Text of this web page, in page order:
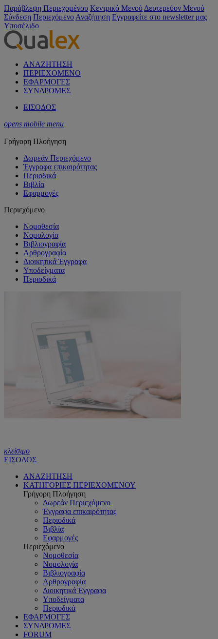
Παράβλεψη Περιεχομένου Κεντρικό Μενού Δευτερεύον Μενού
Σύνδεση Περιεχόμενο Αναζήτηση Εγγραφείτε στο newsletter μας
Υποσέλιδο
ΑΝΑΖΗΤΗΣΗ
ΠΕΡΙΕΧΟΜΕΝΟ
ΕΦΑΡΜΟΓΕΣ
ΣΥΝΔΡΟΜΕΣ
ΕΙΣΟΔΟΣ
opens mobile menu
Γρήγορη Πλοήγηση
Δωρεάν Περιεχόμενο
Έγγραφα επικαιρότητας
Περιοδικά
Βιβλία
Εφαρμογές
Περιεχόμενο
Νομοθεσία
Νομολογία
Βιβλιογραφία
Αρθρογραφία
Διοικητικά Έγγραφα
Υποδείγματα
Περιοδικά
κλείσιμο
ΕΙΣΟΔΟΣ
ΑΝΑΖΗΤΗΣΗ
ΚΑΤΗΓΟΡΙΕΣ ΠΕΡΙΕΧΟΜΕΝΟΥ
Γρήγορη Πλοήγηση
Δωρεάν Περιεχόμενο
Έγγραφα επικαιρότητας
Περιοδικά
Βιβλία
Εφαρμογές
Περιεχόμενο
Νομοθεσία
Νομολογία
Βιβλιογραφία
Αρθρογραφία
Διοικητικά Έγγραφα
Υποδείγματα
Περιοδικά
ΕΦΑΡΜΟΓΕΣ
ΣΥΝΔΡΟΜΕΣ
FORUM